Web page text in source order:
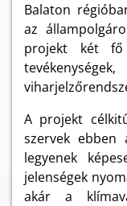
Balaton
az
projekt két fő
A projekt
szervek ebben
legyenek
jelenségek
akár a